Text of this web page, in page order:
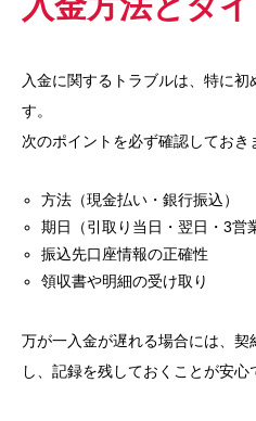
入金に関するトラブルは、特に
す。
次のポイントを必ず確認しておき
方法（現金払い・銀行振込）
期日（引取り当日・翌日・3営
振込先口座情報の正確性
領収書や明細の受け取り
万が一入金が遅れる場合には、
し、記録を残しておくことが安心